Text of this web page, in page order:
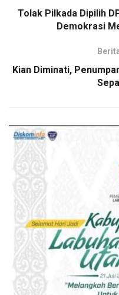
Tolak Pilkada Dipilih
Demokrasi
Kian Diminati,